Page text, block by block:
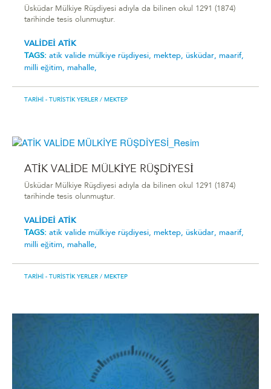
Üsküdar Mülkiye Rüşdiyesi adıyla da bilinen okul 1291 (1874)
tarihinde tesis olunmuştur.
VALİDEİ ATİK
TAGS: ati̇k vali̇de mülki̇ye rüşdi̇yesi̇, mektep, üsküdar, maarif,
milli eğitim, mahalle,
TARIHI - TURISTIK YERLER / MEKTEP
ATİK VALİDE MÜLKİYE RÜŞDİYESİ
Üsküdar Mülkiye Rüşdiyesi adıyla da bilinen okul 1291 (1874)
tarihinde tesis olunmuştur.
VALİDEİ ATİK
TAGS: ati̇k vali̇de mülki̇ye rüşdi̇yesi̇, mektep, üsküdar, maarif,
milli eğitim, mahalle,
TARIHI - TURISTIK YERLER / MEKTEP